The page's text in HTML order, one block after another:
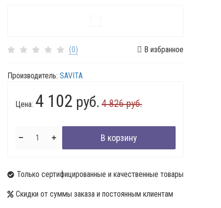
(0) В избранное
Производитель: SAVITA
Цена: 4 102 руб. 4 826 руб.
Только сертифицированные и качественные товары
Скидки от суммы заказа и постоянным клиентам